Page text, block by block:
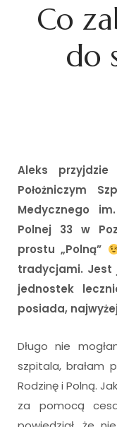
Co
do
Aleks
Położniczym
Medycznego
Polnej 33 w
prostu „Polną”
tradycjami. Jest
jednostek
posiada,
Długo nie
szpitala, brałam
Rodzinę i Polną.
za pomocą